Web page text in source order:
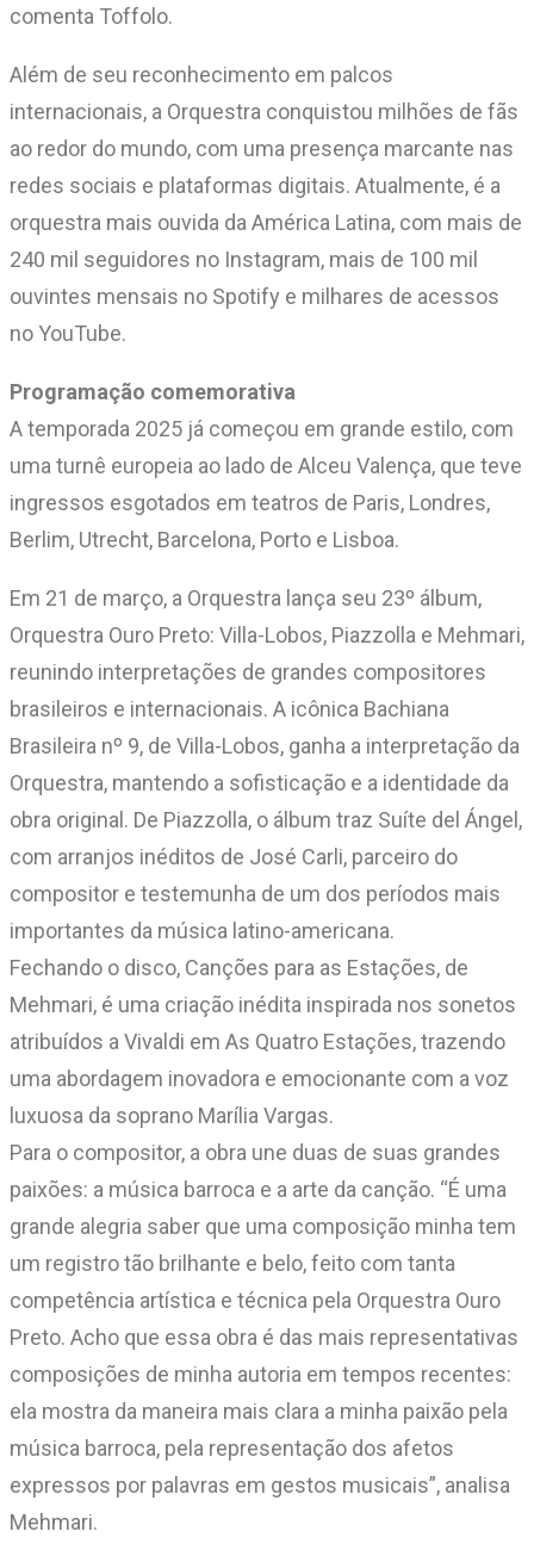
comenta Toffolo.
Além de seu reconhecimento em palcos
internacionais, a Orquestra conquistou milhões de fãs
ao redor do mundo, com uma presença marcante nas
redes sociais e plataformas digitais. Atualmente, é a
orquestra mais ouvida da América Latina, com mais de
240 mil seguidores no Instagram, mais de 100 mil
ouvintes mensais no Spotify e milhares de acessos
no YouTube.
Programação comemorativa
A temporada 2025 já começou em grande estilo, com
uma turnê europeia ao lado de Alceu Valença, que teve
ingressos esgotados em teatros de Paris, Londres,
Berlim, Utrecht, Barcelona, Porto e Lisboa.
Em 21 de março, a Orquestra lança seu 23º álbum,
Orquestra Ouro Preto: Villa-Lobos, Piazzolla e Mehmari,
reunindo interpretações de grandes compositores
brasileiros e internacionais. A icônica Bachiana
Brasileira nº 9, de Villa-Lobos, ganha a interpretação da
Orquestra, mantendo a sofisticação e a identidade da
obra original. De Piazzolla, o álbum traz Suíte del Ángel,
com arranjos inéditos de José Carli, parceiro do
compositor e testemunha de um dos períodos mais
importantes da música latino-americana.
Fechando o disco, Canções para as Estações, de
Mehmari, é uma criação inédita inspirada nos sonetos
atribuídos a Vivaldi em As Quatro Estações, trazendo
uma abordagem inovadora e emocionante com a voz
luxuosa da soprano Marília Vargas.
Para o compositor, a obra une duas de suas grandes
paixões: a música barroca e a arte da canção. “É uma
grande alegria saber que uma composição minha tem
um registro tão brilhante e belo, feito com tanta
competência artística e técnica pela Orquestra Ouro
Preto. Acho que essa obra é das mais representativas
composições de minha autoria em tempos recentes:
ela mostra da maneira mais clara a minha paixão pela
música barroca, pela representação dos afetos
expressos por palavras em gestos musicais”, analisa
Mehmari.